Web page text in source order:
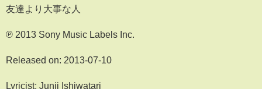
友達より大事な人
℗ 2013 Sony Music Labels Inc.
Released on: 2013-07-10
Lyricist: Junji Ishiwatari